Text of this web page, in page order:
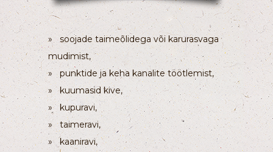
» soojade taimeõlidega või karurasvaga
mudimist,
» punktide ja keha kanalite töötlemist,
» kuumasid kive,
» kupuravi,
» taimeravi,
» kaaniravi,